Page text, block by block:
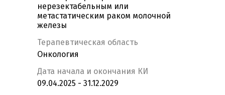
нерезектабельным или
метастатическим раком молочной
железы
Терапевтическая область
Онкология
Дата начала и окончания КИ
09.04.2025 - 31.12.2029